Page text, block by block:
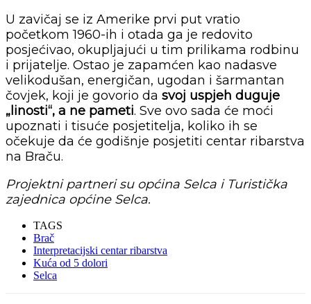
U zavičaj se iz Amerike prvi put vratio
početkom 1960-ih i otada ga je redovito
posjećivao, okupljajući u tim prilikama rodbinu
i prijatelje. Ostao je zapamćen kao nadasve
velikodušan, energičan, ugodan i šarmantan
čovjek, koji je govorio da svoj uspjeh duguje
„linosti“, a ne pameti. Sve ovo sada će moći
upoznati i tisuće posjetitelja, koliko ih se
očekuje da će godišnje posjetiti centar ribarstva
na Braču.
Projektni partneri su općina Selca i Turistička
zajednica općine Selca.
TAGS
Brač
Interpretacijski centar ribarstva
Kuća od 5 dolori
Selca